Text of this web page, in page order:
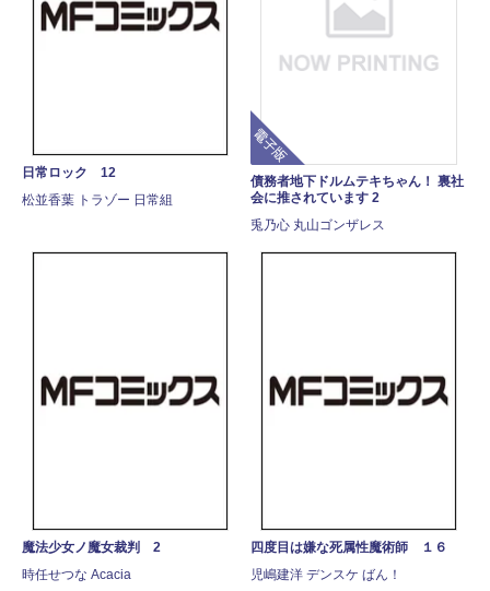
日常ロック 12
松並香葉 トラゾー 日常組
債務者地下ドルムテキちゃん！ 裏社
会に推されています 2
兎乃心 丸山ゴンザレス
魔法少女ノ魔女裁判 2
時任せつな Acacia
四度目は嫌な死属性魔術師 １６
児嶋建洋 デンスケ ばん！